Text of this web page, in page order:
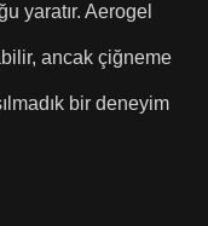
yaratır. Aerogel
ancak çiğneme
bir deneyim